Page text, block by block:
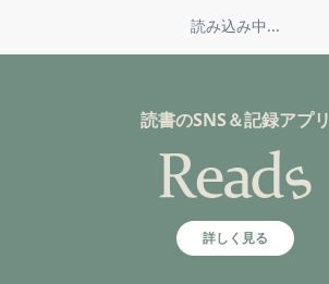
読み込み中...
読書のSNS＆記録アプリ
詳しく見る